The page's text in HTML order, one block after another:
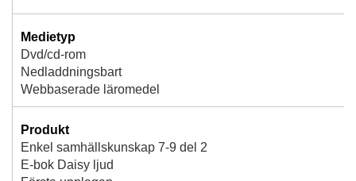
Medietyp
Dvd/cd-rom
Nedladdningsbart
Webbaserade läromedel
Produkt
Enkel samhällskunskap 7-9 del 2
E-bok Daisy ljud